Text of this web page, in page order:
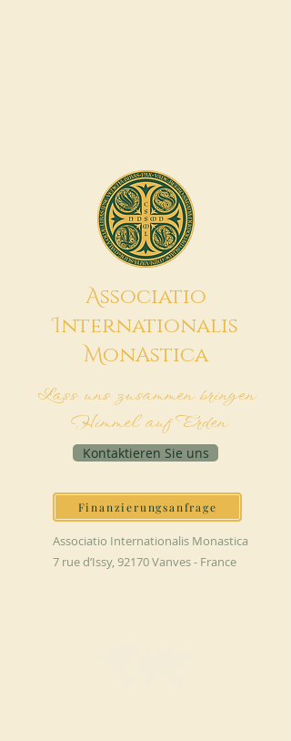
Associatio
Internationalis
MonAstica
Lass uns zusammen bringen
Himmel auf Erden
Kontaktieren Sie uns
Finanzierungsanfrage
Associatio Internationalis Monastica
7 rue d’Issy, 92170 Vanves - France